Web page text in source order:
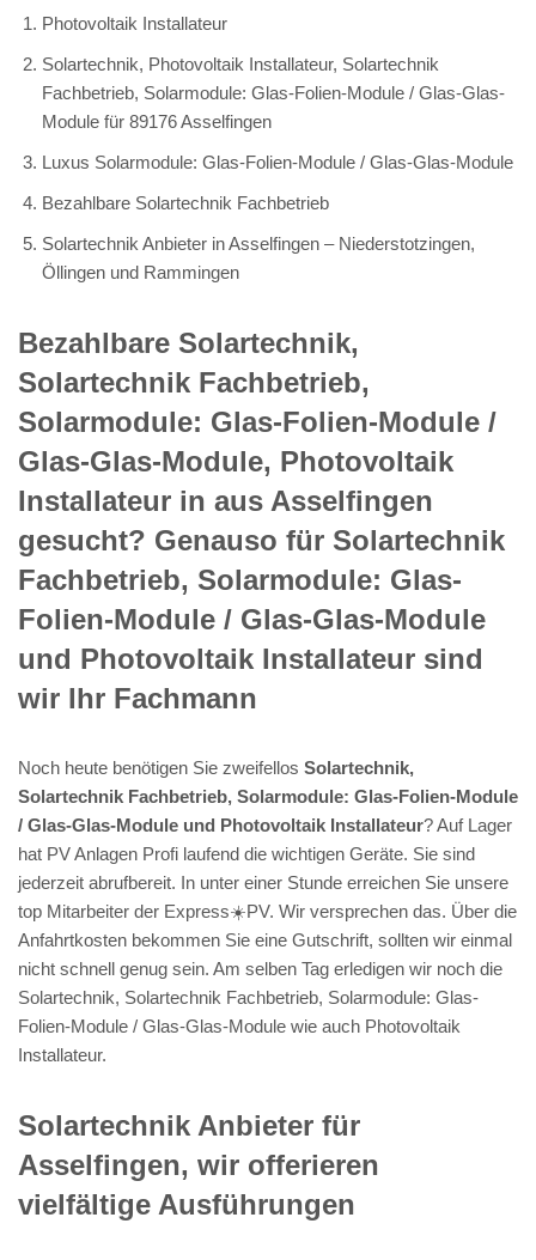
Photovoltaik Installateur
Solartechnik, Photovoltaik Installateur, Solartechnik
Fachbetrieb, Solarmodule: Glas-Folien-Module / Glas-Glas-
Module für 89176 Asselfingen
Luxus Solarmodule: Glas-Folien-Module / Glas-Glas-Module
Bezahlbare Solartechnik Fachbetrieb
Solartechnik Anbieter in Asselfingen – Niederstotzingen,
Öllingen und Rammingen
Bezahlbare Solartechnik,
Solartechnik Fachbetrieb,
Solarmodule: Glas-Folien-Module /
Glas-Glas-Module, Photovoltaik
Installateur in aus Asselfingen
gesucht? Genauso für Solartechnik
Fachbetrieb, Solarmodule: Glas-
Folien-Module / Glas-Glas-Module
und Photovoltaik Installateur sind
wir Ihr Fachmann
Noch heute benötigen Sie zweifellos Solartechnik,
Solartechnik Fachbetrieb, Solarmodule: Glas-Folien-Module
/ Glas-Glas-Module und Photovoltaik Installateur? Auf Lager
hat PV Anlagen Profi laufend die wichtigen Geräte. Sie sind
jederzeit abrufbereit. In unter einer Stunde erreichen Sie unsere
top Mitarbeiter der Express☀️PV️. Wir versprechen das. Über die
Anfahrtkosten bekommen Sie eine Gutschrift, sollten wir einmal
nicht schnell genug sein. Am selben Tag erledigen wir noch die
Solartechnik, Solartechnik Fachbetrieb, Solarmodule: Glas-
Folien-Module / Glas-Glas-Module wie auch Photovoltaik
Installateur.
Solartechnik Anbieter für
Asselfingen, wir offerieren
vielfältige Ausführungen